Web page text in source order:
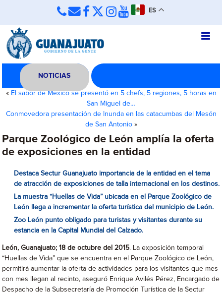
ES
NOTICIAS
« El sabor de México se presentó en 5 chefs, 5 regiones, 5 horas en
San Miguel de…
Conmovedora presentación de Inunda en las catacumbas del Mesón
de San Antonio»
Parque Zoológico de León amplía la oferta
de exposiciones en la entidad
Destaca Sectur Guanajuato importancia de la entidad en el tema
de atracción de exposiciones de talla internacional en los destinos.
La muestra “Huellas de Vida” ubicada en el Parque Zoológico de
León llega a incrementar la oferta turística del municipio de León.
Zoo León punto obligado para turistas y visitantes durante su
estancia en la Capital Mundial del Calzado.
León, Guanajuato; 18 de octubre del 2015. La exposición temporal
“Huellas de Vida” que se encuentra en el Parque Zoológico de León,
permitirá aumentar la oferta de actividades para los visitantes que mes
con mes llegan al recinto, aseguró Enrique Avilés Pérez, Encargado de
Despacho de la Subsecretaría de Promoción Turística de la Sectur